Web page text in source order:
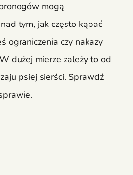
mogą
tym, jak często kąpać
ograniczenia czy nakazy
dużej mierze zależy to od
psiej sierści. Sprawdź